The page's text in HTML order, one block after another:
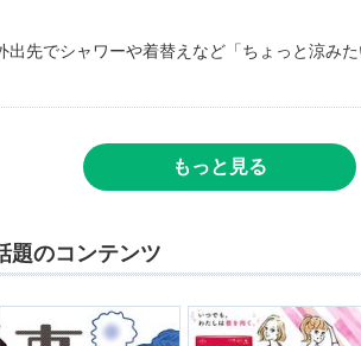
出先でシャワーや着替えなど「ちょっと涼み
もっと見る
題のコンテンツ